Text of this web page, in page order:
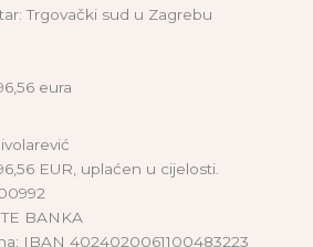
Trgovački sud u Zagrebu
eura
EUR, uplaćen u cijelosti.
BANKA
IBAN 4024020061100483223